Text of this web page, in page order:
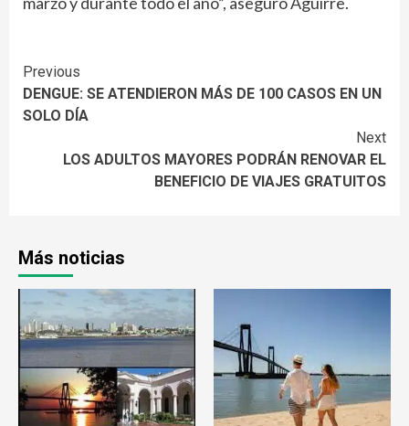
Continue
Reading
Previous
DENGUE: SE ATENDIERON MÁS DE 100 CASOS EN UN
SOLO DÍA
Next
LOS ADULTOS MAYORES PODRÁN RENOVAR EL
BENEFICIO DE VIAJES GRATUITOS
Más noticias